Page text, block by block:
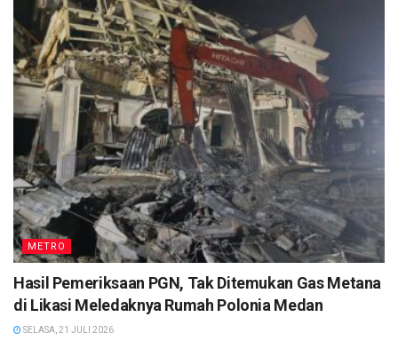
METRO
Hasil Pemeriksaan PGN, Tak Ditemukan Gas Metana
di Likasi Meledaknya Rumah Polonia Medan
SELASA, 21 JULI 2026